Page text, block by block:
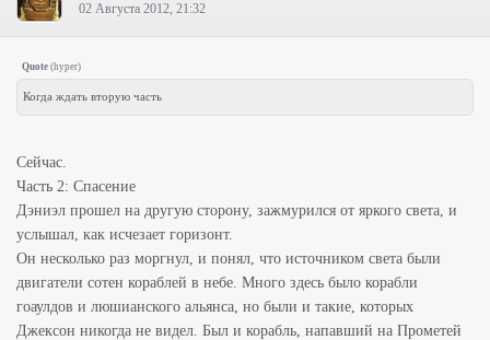
02 Августа 2012, 21:32
Quote (hyper)
Когда ждать вторую часть
Сейчас.
Часть 2: Спасение
Дэниэл прошел на другую сторону, зажмурился от яркого света, и
услышал, как исчезает горизонт.
Он несколько раз моргнул, и понял, что источником света были
двигатели сотен кораблей в небе. Много здесь было корабли
гоаулдов и люшианского альянса, но были и такие, которых
Джексон никогда не видел. Был и корабль, напавший на Прометей